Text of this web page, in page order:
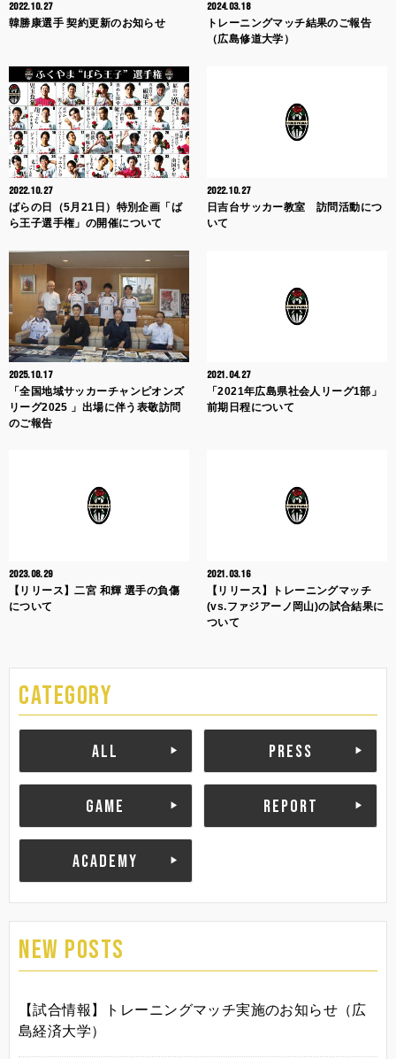
2022.10.27
韓勝康選手 契約更新のお知らせ
2024.03.18
トレーニングマッチ結果のご報告
（広島修道大学）
2022.10.27
ばらの日（5月21日）特別企画「ば
ら王子選手権」の開催について
2022.10.27
日吉台サッカー教室 訪問活動につ
いて
2025.10.17
「全国地域サッカーチャンピオンズ
リーグ2025 」出場に伴う表敬訪問
のご報告
2021.04.27
「2021年広島県社会人リーグ1部」
前期日程について
2023.08.29
【リリース】二宮 和輝 選手の負傷
について
2021.03.16
【リリース】トレーニングマッチ
(vs.ファジアーノ岡山)の試合結果に
ついて
CATEGORY
ALL PRESS
GAME REPORT
ACADEMY
NEW POSTS
【試合情報】トレーニングマッチ実施のお知らせ（広
島経済大学）